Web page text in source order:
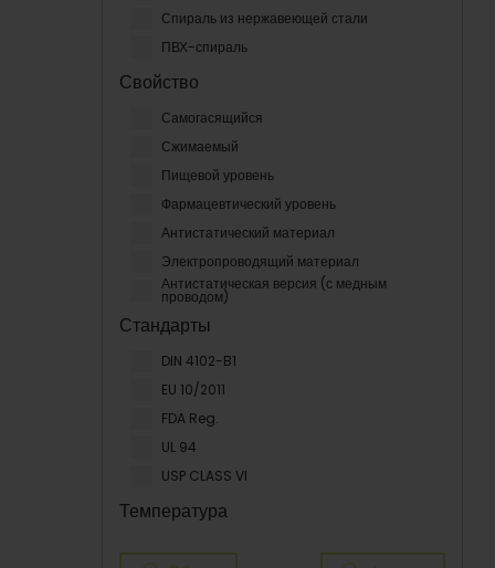
Спираль из нержавеющей стали
ПВХ-спираль
Свойство
Самогасящийся
Сжимаемый
Пищевой уровень
Фармацевтический уровень
Антистатический материал
Электропроводящий материал
Антистатическая версия (с медным
проводом)
Стандарты
DIN 4102-B1
EU 10/2011
FDA Reg.
UL 94
USP CLASS VI
Температура